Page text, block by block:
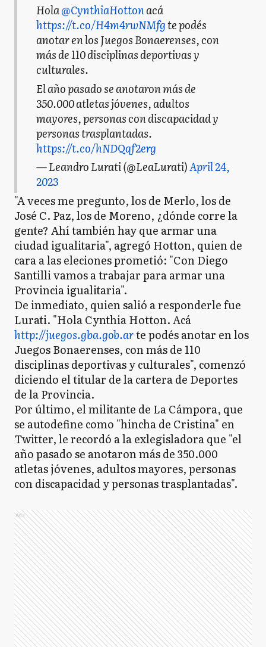
Hola@CynthiaHottonacá
https://t.co/H4m4rwNMfgte podés
anotar en los Juegos Bonaerenses, con
más de 110 disciplinas deportivas y
culturales.
El año pasado se anotaron más de
350.000 atletas jóvenes, adultos
mayores, personas con discapacidad y
personas trasplantadas.
https://t.co/hNDQqf2erg
— Leandro Lurati (@LeaLurati)April 24,
2023
"A veces me pregunto, los de Merlo, los de
José C. Paz, los de Moreno, ¿dónde corre la
gente? Ahí también hay que armar una
ciudad igualitaria", agregó Hotton, quien de
cara a las eleciones prometió: "Con Diego
Santilli vamos a trabajar para armar una
Provincia igualitaria".
De inmediato, quien salió a responderle fue
Lurati. "Hola Cynthia Hotton. Acá
http://juegos.gba.gob.arte podés anotar en los
Juegos Bonaerenses, con más de 110
disciplinas deportivas y culturales", comenzó
diciendo el titular de la cartera de Deportes
de la Provincia.
Por último, el militante de La Cámpora, que
se autodefine como "hincha de Cristina" en
Twitter, le recordó a la exlegisladora que "el
año pasado se anotaron más de 350.000
atletas jóvenes, adultos mayores, personas
con discapacidad y personas trasplantadas".
Ads